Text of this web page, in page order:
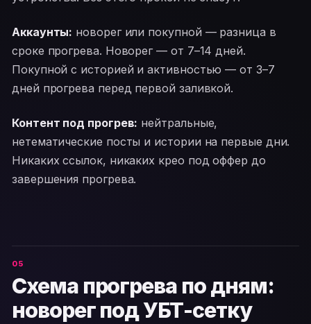
Аккаунты: новорег или покупной — разница в
сроке прогрева. Новорег — от 7–14 дней.
Покупной с историей и активностью — от 3–7
дней прогрева перед первой заливкой.
Контент под прогрев: нейтральные,
нетематические посты и истории на первые дни.
Никаких ссылок, никаких крео под оффер до
завершения прогрева.
Схема прогрева по дням:
новорег под УБТ-сетку